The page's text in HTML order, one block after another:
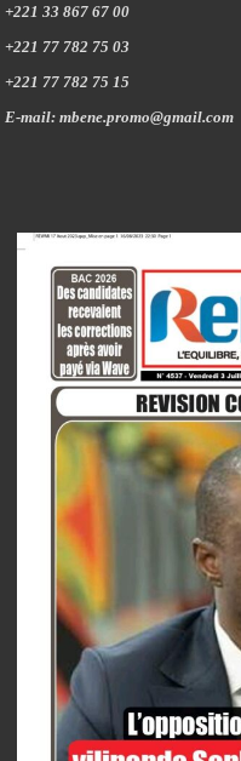
+221 33 867 67 00
+221 77 782 75 03
+221 77 782 75 15
E-mail: mbene.promo@gmail.com